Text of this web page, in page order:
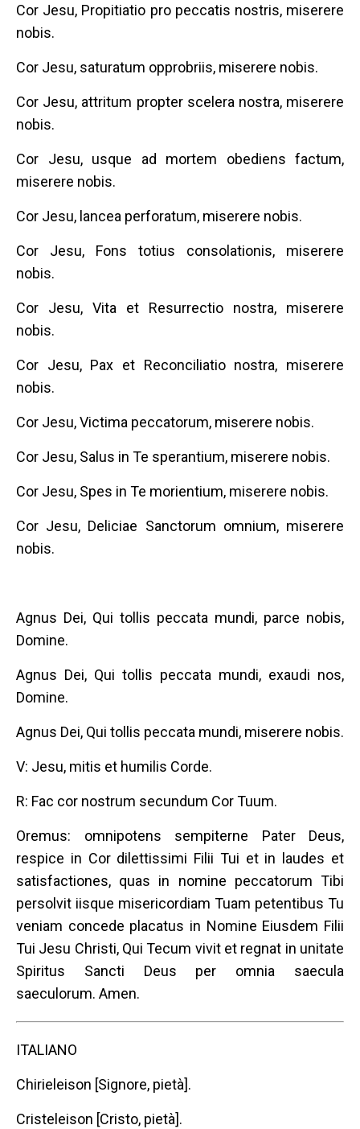
Cor Jesu, Propitiatio pro peccatis nostris, miserere
nobis.
Cor Jesu, saturatum opprobriis, miserere nobis.
Cor Jesu, attritum propter scelera nostra, miserere
nobis.
Cor Jesu, usque ad mortem obediens factum,
miserere nobis.
Cor Jesu, lancea perforatum, miserere nobis.
Cor Jesu, Fons totius consolationis, miserere
nobis.
Cor Jesu, Vita et Resurrectio nostra, miserere
nobis.
Cor Jesu, Pax et Reconciliatio nostra, miserere
nobis.
Cor Jesu, Victima peccatorum, miserere nobis.
Cor Jesu, Salus in Te sperantium, miserere nobis.
Cor Jesu, Spes in Te morientium, miserere nobis.
Cor Jesu, Deliciae Sanctorum omnium, miserere
nobis.
Agnus Dei, Qui tollis peccata mundi, parce nobis,
Domine.
Agnus Dei, Qui tollis peccata mundi, exaudi nos,
Domine.
Agnus Dei, Qui tollis peccata mundi, miserere nobis.
V: Jesu, mitis et humilis Corde.
R: Fac cor nostrum secundum Cor Tuum.
Oremus: omnipotens sempiterne Pater Deus,
respice in Cor dilettissimi Filii Tui et in laudes et
satisfactiones, quas in nomine peccatorum Tibi
persolvit iisque misericordiam Tuam petentibus Tu
veniam concede placatus in Nomine Eiusdem Filii
Tui Jesu Christi, Qui Tecum vivit et regnat in unitate
Spiritus Sancti Deus per omnia saecula
saeculorum. Amen.
ITALIANO
Chirieleison [Signore, pietà].
Cristeleison [Cristo, pietà].